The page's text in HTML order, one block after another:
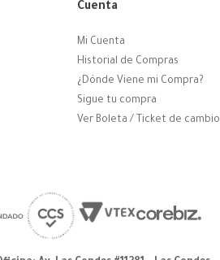
Cuenta
Mi Cuenta
Historial de Compras
¿Dónde Viene mi Compra?
Sigue tu compra
Ver Boleta / Ticket de cambio